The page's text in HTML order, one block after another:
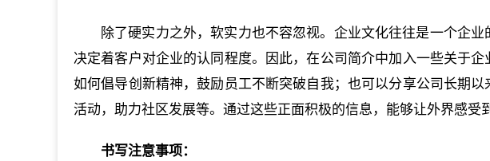
除了硬实力之外，软实力也不容忽视。企业文化往往是一个企
决定着客户对企业的认同程度。因此，在公司简介中加入一些关于
如何倡导创新精神，鼓励员工不断突破自我；也可以分享公司长期
活动，助力社区发展等。通过这些正面积极的信息，能够让外界感受
书写注意事项：